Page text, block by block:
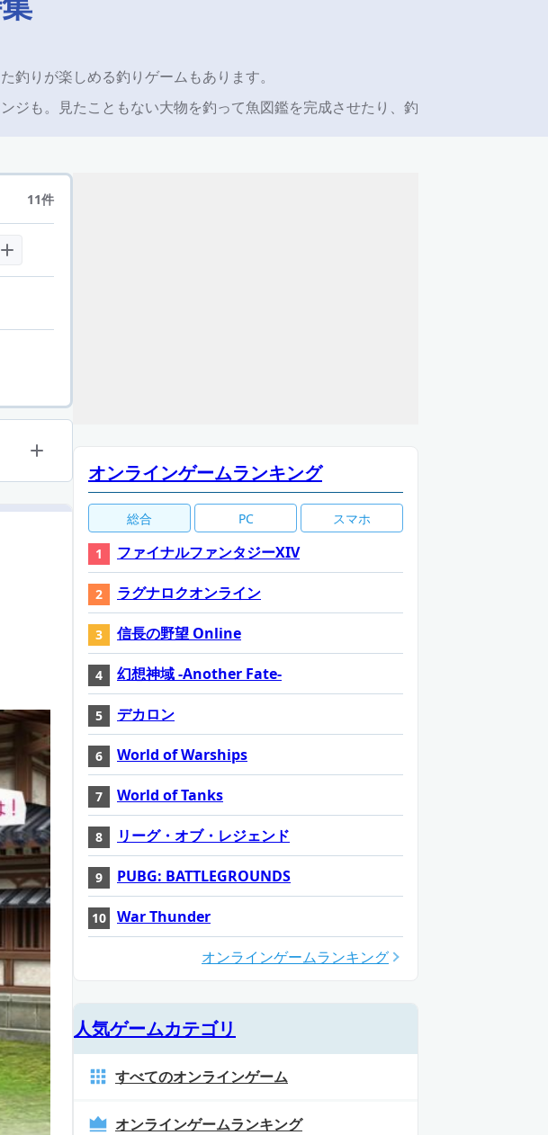
りが楽しめる釣りゲームもあります。
ジも。見たこともない大物を釣って魚図鑑を完成させたり、釣
11件
オンラインゲームランキング
総合 PC スマホ
ファイナルファンタジーXIV
ラグナロクオンライン
信長の野望 Online
幻想神域 -Another Fate-
デカロン
World of Warships
World of Tanks
リーグ・オブ・レジェンド
PUBG: BATTLEGROUNDS
War Thunder
オンラインゲームランキング
人気ゲームカテゴリ
すべてのオンラインゲーム
オンラインゲームランキング